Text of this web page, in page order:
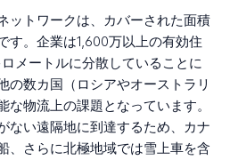
ットワークは、カバーされた面積
す。企業は1,600万以上の有効住
メートルに分散していることに
の数カ国（ロシアやオーストラリ
な物流上の課題となっています。
ない遠隔地に到達するため、カナ
、さらに北極地域では雪上車を含